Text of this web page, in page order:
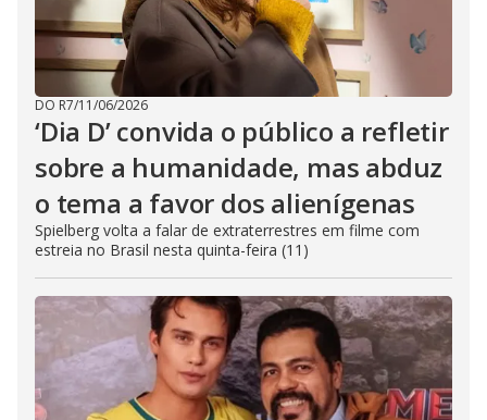
DO R7/11/06/2026
‘Dia D’ convida o público a refletir
sobre a humanidade, mas abduz
o tema a favor dos alienígenas
Spielberg volta a falar de extraterrestres em filme com
estreia no Brasil nesta quinta-feira (11)